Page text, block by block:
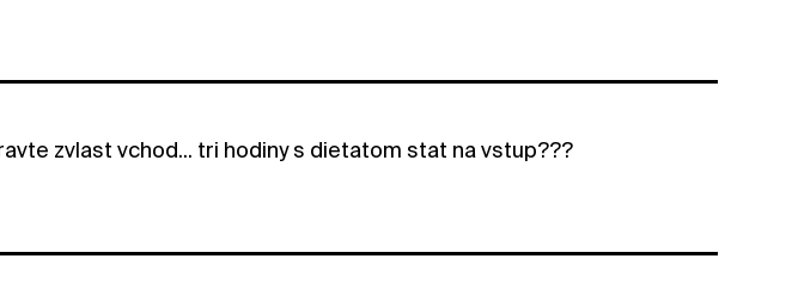
zvlast vchod... tri hodiny s dietatom stat na vstup???